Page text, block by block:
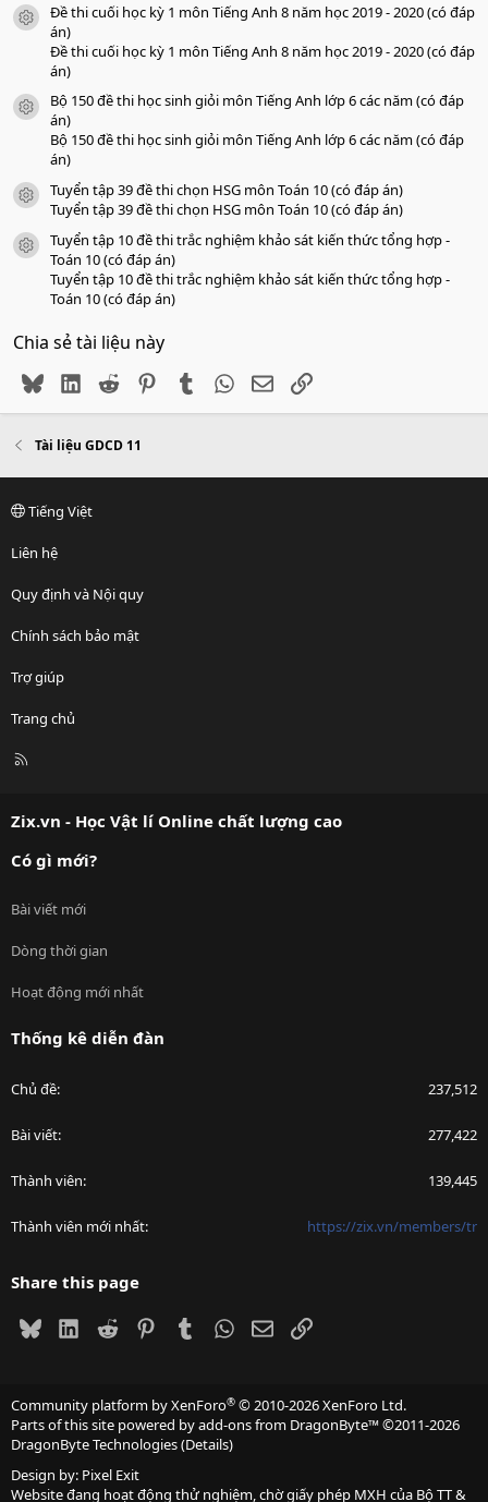
icon tài liệu
Đề thi cuối học kỳ 1 môn Tiếng Anh 8 năm học 2019 - 2020 (có đáp
án)
Đề thi cuối học kỳ 1 môn Tiếng Anh 8 năm học 2019 - 2020 (có đáp
án)
icon tài liệu
Bộ 150 đề thi học sinh giỏi môn Tiếng Anh lớp 6 các năm (có đáp
án)
Bộ 150 đề thi học sinh giỏi môn Tiếng Anh lớp 6 các năm (có đáp
án)
icon tài liệu
Tuyển tập 39 đề thi chọn HSG môn Toán 10 (có đáp án)
Tuyển tập 39 đề thi chọn HSG môn Toán 10 (có đáp án)
icon tài liệu
Tuyển tập 10 đề thi trắc nghiệm khảo sát kiến thức tổng hợp -
Toán 10 (có đáp án)
Tuyển tập 10 đề thi trắc nghiệm khảo sát kiến thức tổng hợp -
Toán 10 (có đáp án)
Chia sẻ tài liệu này
BlueskyLinkedIn
Reddit PinterestTumblr WhatsApp
EmailLink
Tài liệu GDCD 11
Tiếng Việt
Liên hệ
Quy định và Nội quy
Chính sách bảo mật
Trợ giúp
Trang chủ
R
Zix.vn - Học Vật lí Online chất lượng cao
Có gì mới?
Bài viết mới
Dòng thời gian
Hoạt động mới nhất
Thống kê diễn đàn
Chủ đề 237,512
Bài viết 277,422
Thành viên 139,445
Thành viên mới nhất https://zix.vn/members/tr
Share this page
BlueskyLinkedIn
Reddit PinterestTumblrWhatsApp
EmailLink
Community platform by XenForo® © 2010-2026 XenForo Ltd.
Parts of this site powered byadd-ons from DragonByte™©2011-2026
DragonByte Technologies(Details)
Design by: Pixel Exit
Website đang hoạt động thử nghiệm, chờ giấy phép MXH của Bộ TT &